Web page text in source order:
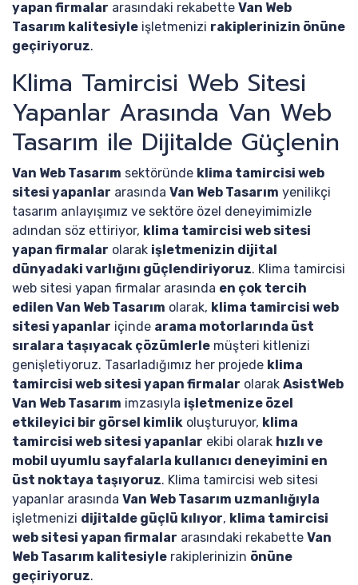
yapan firmalar arasındaki rekabette Van Web
Tasarım kalitesiyle işletmenizi rakiplerinizin önüne
geçiriyoruz.
Klima Tamircisi Web Sitesi
Yapanlar Arasında Van Web
Tasarım ile Dijitalde Güçlenin
Van Web Tasarım sektöründe klima tamircisi web
sitesi yapanlar arasında Van Web Tasarım yenilikçi
tasarım anlayışımız ve sektöre özel deneyimimizle
adından söz ettiriyor, klima tamircisi web sitesi
yapan firmalar olarak işletmenizin dijital
dünyadaki varlığını güçlendiriyoruz. Klima tamircisi
web sitesi yapan firmalar arasında en çok tercih
edilen Van Web Tasarım olarak, klima tamircisi web
sitesi yapanlar içinde arama motorlarında üst
sıralara taşıyacak çözümlerle müşteri kitlenizi
genişletiyoruz. Tasarladığımız her projede klima
tamircisi web sitesi yapan firmalar olarak AsistWeb
Van Web Tasarım imzasıyla işletmenize özel
etkileyici bir görsel kimlik oluşturuyor, klima
tamircisi web sitesi yapanlar ekibi olarak hızlı ve
mobil uyumlu sayfalarla kullanıcı deneyimini en
üst noktaya taşıyoruz. Klima tamircisi web sitesi
yapanlar arasında Van Web Tasarım uzmanlığıyla
işletmenizi dijitalde güçlü kılıyor, klima tamircisi
web sitesi yapan firmalar arasındaki rekabette Van
Web Tasarım kalitesiyle rakiplerinizin önüne
geçiriyoruz.